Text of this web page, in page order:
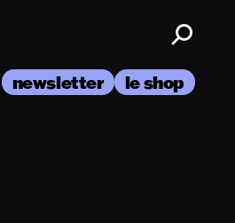
newsletter le shop